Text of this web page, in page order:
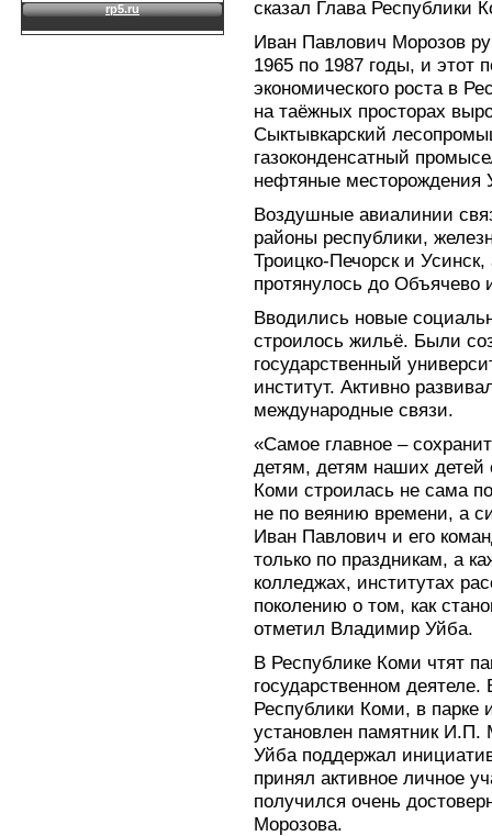
сказал Глава Республики
Иван Павлович Морозов
1965 по 1987 годы, и этот
экономического роста в
на таёжных просторах
Сыктывкарский
газоконденсатный
нефтяные месторождения
Воздушные авиалинии
районы республики,
Троицко-Печорск и
протянулось до Объячево
Вводились новые
строилось жильё. Были
государственный
институт. Активно
международные связи.
«Самое главное –
детям, детям наших детей
Коми строилась не сама
не по веянию времени, а
Иван Павлович и его
только по праздникам, а
колледжах, институтах
поколению о том, как
отметил Владимир Уйба.
В Республике Коми чтят
государственном деятеле.
Республики Коми, в парке
установлен памятник И.П.
Уйба поддержал
принял активное личное
получился очень
Морозова.